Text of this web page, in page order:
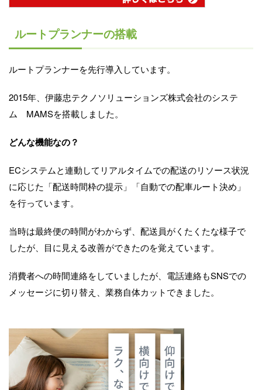
ルートプランナーの搭載
ルートプランナーを先行導入しています。
2015年、伊藤忠テクノソリューションズ株式会社のシステ
ム MAMSを搭載しました。
どんな機能なの？
ECシステムと連動してリアルタイムでの配送のリソース状況
に応じた「配送時間枠の提示」「自動での配車ルート決め」
を行っています。
当時は最終便の時間がわからず、配送員がくたくたな様子で
したが、目に見える改善ができたのを覚えています。
消費者への時間連絡をしていましたが、電話連絡もSNSでの
メッセージに切り替え、業務自体カットできました。